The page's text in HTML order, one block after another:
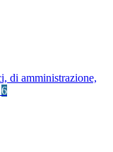
di amministrazione,
6